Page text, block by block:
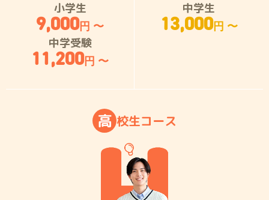
小学生
9,000円 〜
中学受験
11,200円 〜
中学生
13,000円 〜
高 校生コース